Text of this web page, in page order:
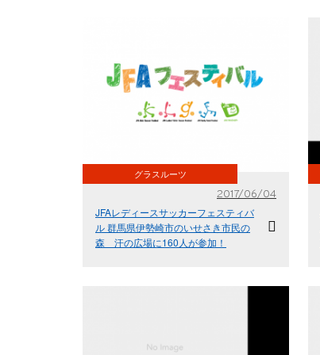
グラスルーツ
2017/06/04
JFAレディースサッカーフェスティバ
ル 群馬県伊勢崎市のいせさき市民の
森 汗の広場に160人が参加！